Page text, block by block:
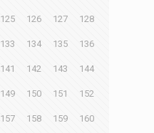
125 126 127 128
133 134 135 136
141 142 143 144
149 150 151 152
157 158 159 160